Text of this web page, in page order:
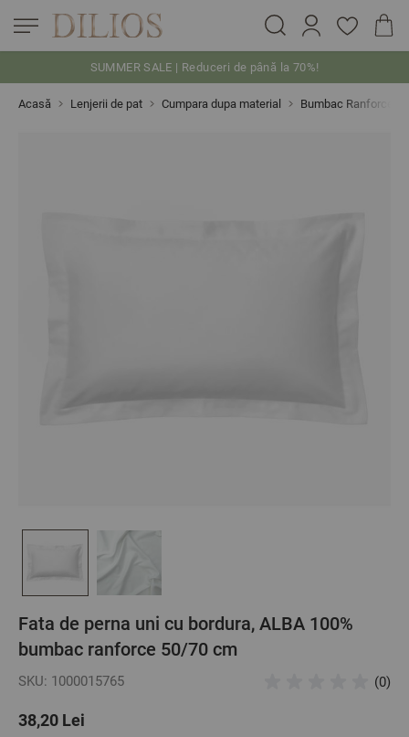
SUMMER SALE | Reduceri de până la 70%!
Acasă Lenjerii de pat Cumpara dupa material Bumbac Ranforce
Fata de perna uni cu bordura, ALBA 100%
bumbac ranforce 50/70 cm
SKU: 1000015765 (0)
38,20 Lei